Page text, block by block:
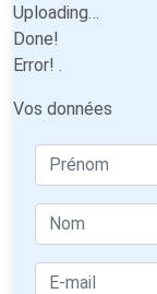
Uploading…
Done!
Error! .
Vos données